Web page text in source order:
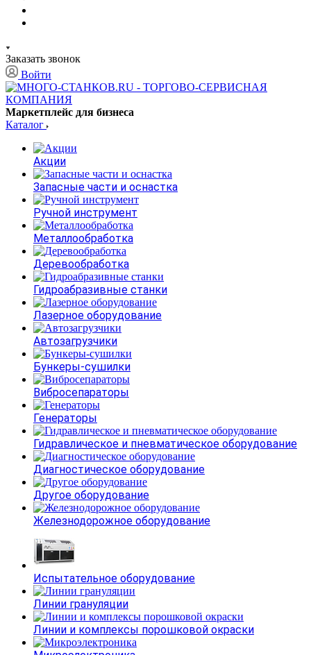
Заказать звонок
Войти
Маркетплейс для бизнеса
Каталог
Акции
Запасные части и оснастка
Ручной инструмент
Металлообработка
Деревообработка
Гидроабразивные станки
Лазерное оборудование
Автозагрузчики
Бункеры-сушилки
Вибросепараторы
Генераторы
Гидравлическое и пневматическое оборудование
Диагностическое оборудование
Другое оборудование
Железнодорожное оборудование
Испытательное оборудование
Линии грануляции
Линии и комплексы порошковой окраски